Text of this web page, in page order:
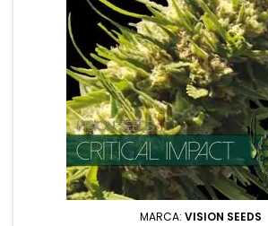
MARCA: VISION SEEDS